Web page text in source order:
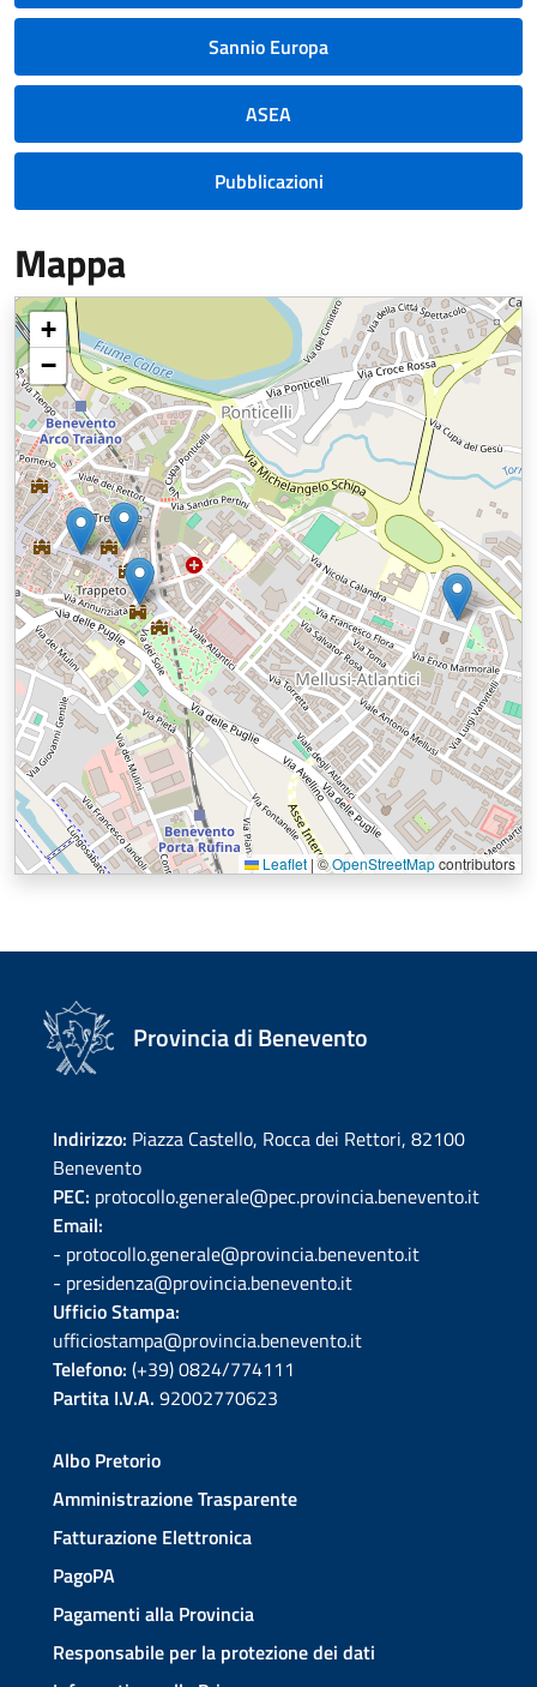
Sannio Europa
ASEA
Pubblicazioni
Mappa
+
−
Leaflet |©OpenStreetMapcontributors
Provincia di Benevento
Indirizzo: Piazza Castello, Rocca dei Rettori, 82100
Benevento
PEC: protocollo.generale@pec.provincia.benevento.it
Email:
- protocollo.generale@provincia.benevento.it
- presidenza@provincia.benevento.it
Ufficio Stampa:
ufficiostampa@provincia.benevento.it
Telefono: (+39) 0824/774111
Partita I.V.A. 92002770623
Albo Pretorio
Amministrazione Trasparente
Fatturazione Elettronica
PagoPA
Pagamenti alla Provincia
Responsabile per la protezione dei dati